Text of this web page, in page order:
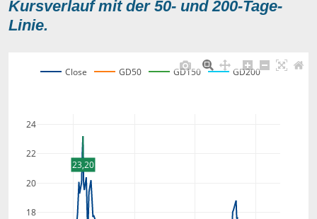
Kursverlauf mit der 50- und 200-Tage-
Linie.
18
20
22
24
Close GD50 GD150 GD200
23,20